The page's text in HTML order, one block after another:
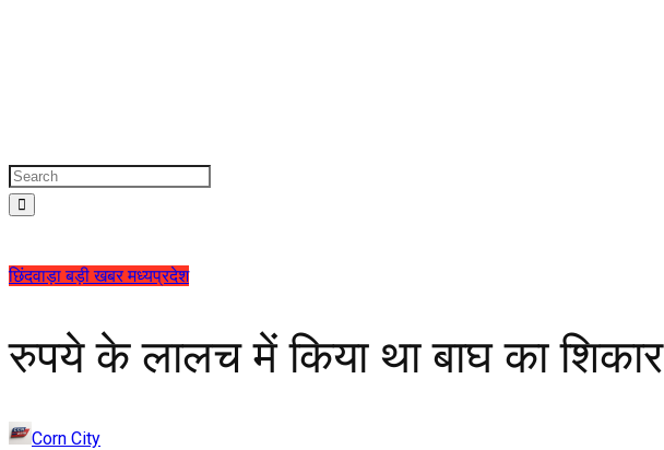
छिंदवाड़ाबड़ी खबरमध्यप्रदेश
रुपये के लालच में किया था बाघ का शिकार
Corn City